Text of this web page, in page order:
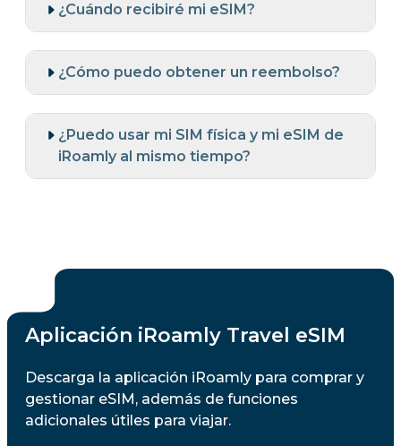
¿Cuándo recibiré mi eSIM?
¿Cómo puedo obtener un reembolso?
¿Puedo usar mi SIM física y mi eSIM de
iRoamly al mismo tiempo?
Aplicación iRoamly Travel eSIM
Descarga la aplicación iRoamly para comprar y
gestionar eSIM, además de funciones
adicionales útiles para viajar.